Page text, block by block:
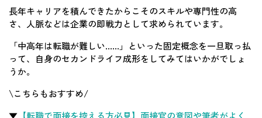
長年キャリアを積んできたからこそのスキルや専門性の高
さ、人脈などは企業の即戦力として求められています。
「中高年は転職が難しい……」といった固定概念を一旦取っ払
って、自身のセカンドライフ成形をしてみてはいかがでしょ
うか。
\こちらもおすすめ/
▼ 【転職で面接を控える方必見】面接官の意図や筆者がよく